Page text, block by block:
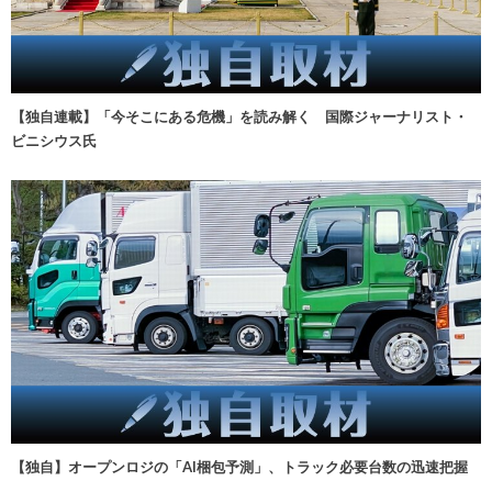
【独自連載】「今そこにある危機」を読み解く 国際ジャーナリスト・
ビニシウス氏
【独自】オープンロジの「AI梱包予測」、トラック必要台数の迅速把握